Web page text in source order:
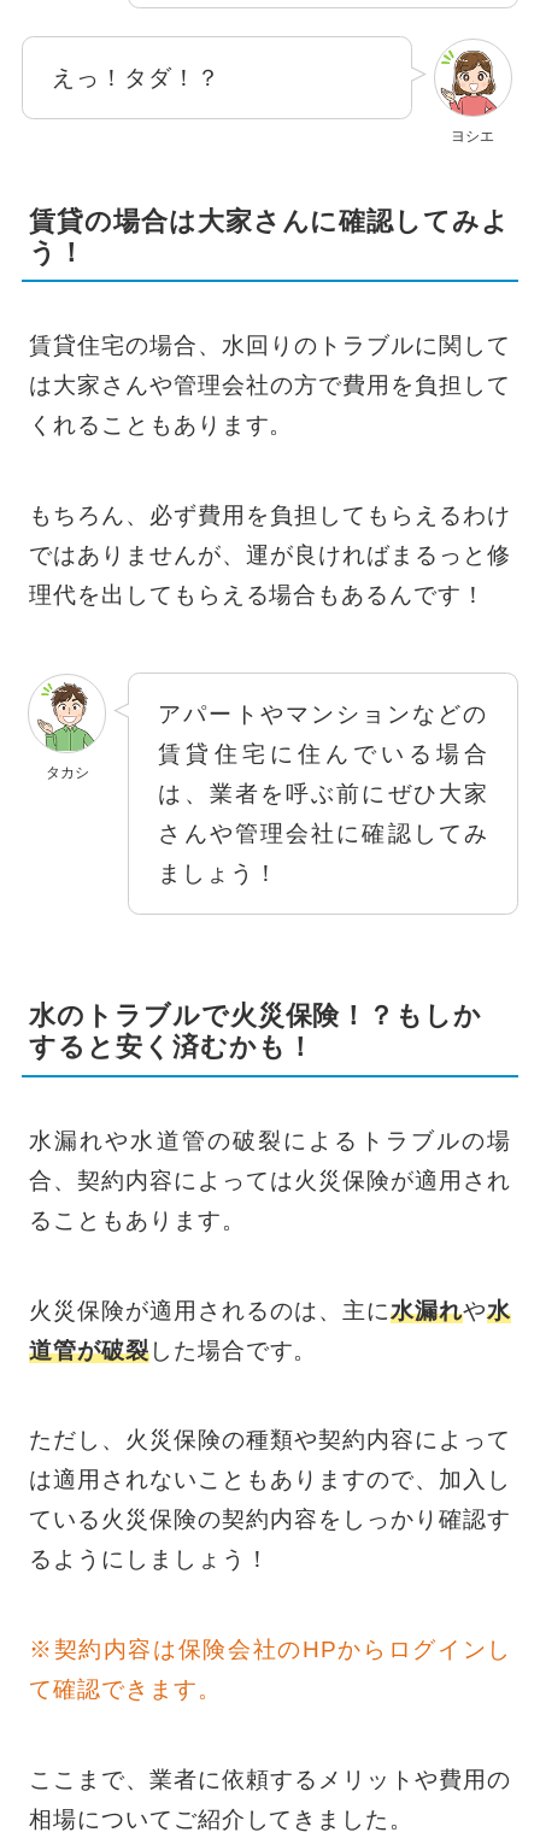
えっ！タダ！？
ヨシエ
賃貸の場合は大家さんに確認してみよ
う！
賃貸住宅の場合、水回りのトラブルに関して
は大家さんや管理会社の方で費用を負担して
くれることもあります。
もちろん、必ず費用を負担してもらえるわけ
ではありませんが、運が良ければまるっと修
理代を出してもらえる場合もあるんです！
タカシ
アパートやマンションなどの
賃貸住宅に住んでいる場合
は、業者を呼ぶ前にぜひ大家
さんや管理会社に確認してみ
ましょう！
水のトラブルで火災保険！？もしか
すると安く済むかも！
水漏れや水道管の破裂によるトラブルの場
合、契約内容によっては火災保険が適用され
ることもあります。
火災保険が適用されるのは、主に水漏れや水
道管が破裂した場合です。
ただし、火災保険の種類や契約内容によって
は適用されないこともありますので、加入し
ている火災保険の契約内容をしっかり確認す
るようにしましょう！
※契約内容は保険会社のHPからログインし
て確認できます。
ここまで、業者に依頼するメリットや費用の
相場についてご紹介してきました。